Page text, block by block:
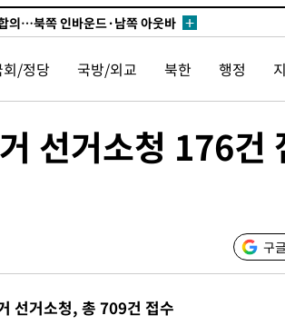
대경보, 폭염경보로 하향
과 시 낮은 계급 임용…희망지 못
·강원 많은 비[내일날씨]
잔 투란VC 입단
원 마감
년 이후 첫 40도
신용해 前교정본부장 기소
회/정당 국방/외교 북한 행정
선거소청 176
구
선거소청, 총 709건 접수